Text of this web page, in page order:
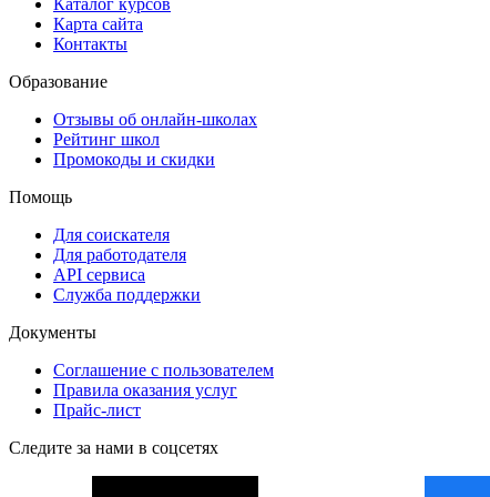
Карта сайта
Контакты
Образование
Отзывы об онлайн-школах
Рейтинг школ
Промокоды и скидки
Помощь
Для соискателя
Для работодателя
API сервиса
Служба поддержки
Документы
Соглашение с пользователем
Правила оказания услуг
Прайс-лист
Следите за нами в соцсетях